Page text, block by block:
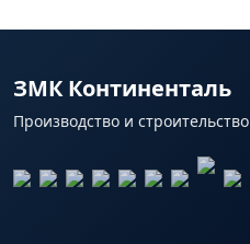
ЗМК Континенталь
Производство и строительство